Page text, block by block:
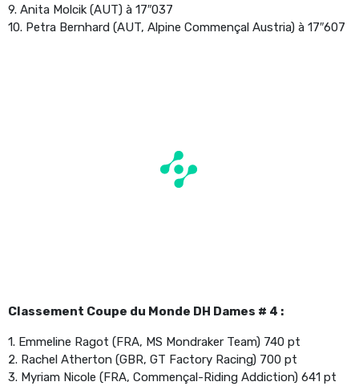
9. Anita Molcik (AUT) à 17″037
10. Petra Bernhard (AUT, Alpine Commençal Austria) à 17″607
Classement Coupe du Monde DH Dames # 4 :
1. Emmeline Ragot (FRA, MS Mondraker Team) 740 pt
2. Rachel Atherton (GBR, GT Factory Racing) 700 pt
3. Myriam Nicole (FRA, Commençal-Riding Addiction) 641 pt